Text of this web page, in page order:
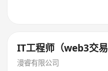
IT工程师（web3交
漫睿有限公司